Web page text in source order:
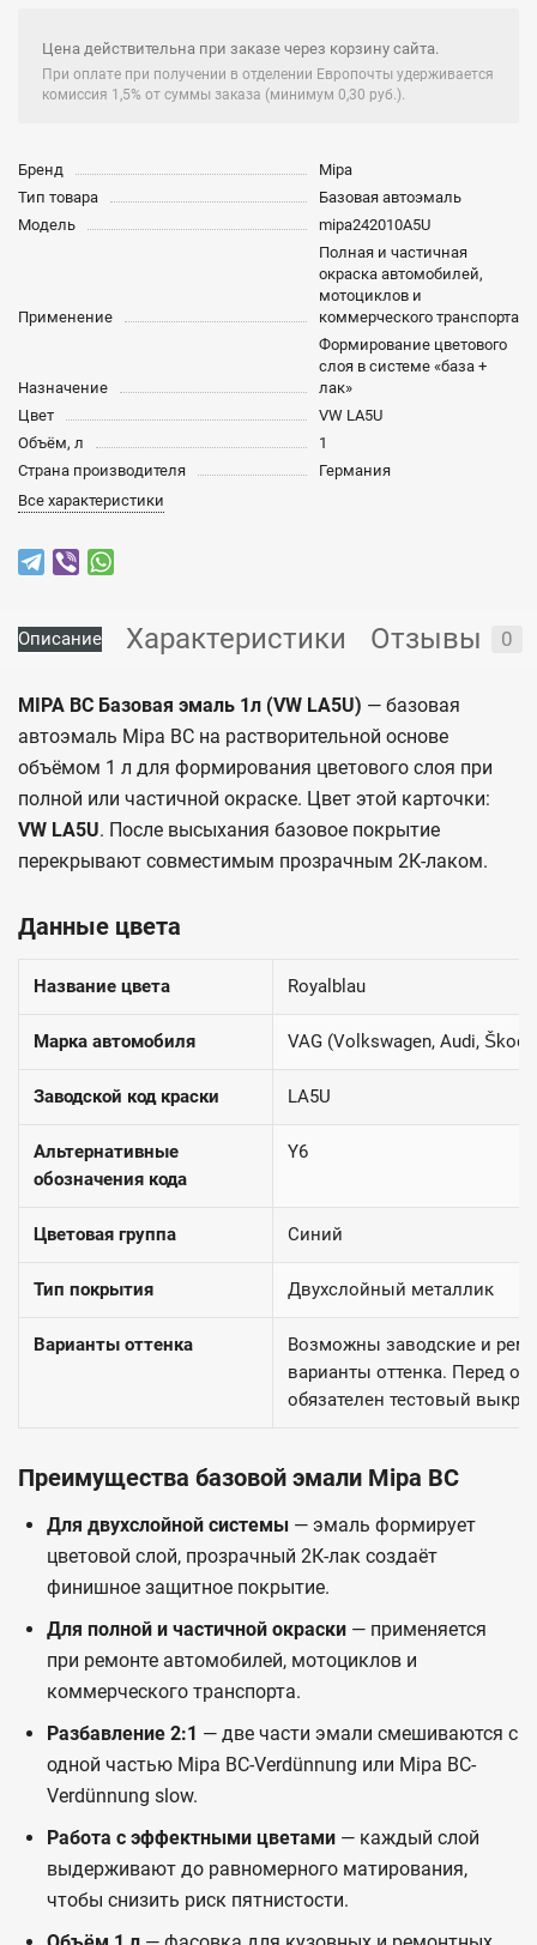
Цена действительна при заказе через корзину сайта.
При оплате при получении в отделении Европочты удерживается
комиссия 1,5% от суммы заказа (минимум 0,30 руб.).
Бренд
Mipa
Тип товара
Базовая автоэмаль
Модель
mipa242010A5U
Применение
Полная и частичная
окраска автомобилей,
мотоциклов и
коммерческого транспорта
Назначение
Формирование цветового
слоя в системе «база +
лак»
Цвет
VW LA5U
Объём, л
1
Страна производителя
Германия
Все характеристики
Описание Характеристики Отзывы 0
MIPA BC Базовая эмаль 1л (VW LA5U) — базовая
автоэмаль Mipa BC на растворительной основе
объёмом 1 л для формирования цветового слоя при
полной или частичной окраске. Цвет этой карточки:
VW LA5U. После высыхания базовое покрытие
перекрывают совместимым прозрачным 2К-лаком.
Данные цвета
Название цвета Royalblau
Марка автомобиля VAG (Volkswagen, Audi,
Заводской код краски LA5U
Альтернативные
обозначения кода
Y6
Цветовая группа Синий
Тип покрытия Двухслойный металлик
Варианты оттенка
Возможны заводские и
варианты оттенка. Перед
обязателен тестовый
Преимущества базовой эмали Mipa BC
Для двухслойной системы — эмаль формирует
цветовой слой, прозрачный 2К-лак создаёт
финишное защитное покрытие.
Для полной и частичной окраски — применяется
при ремонте автомобилей, мотоциклов и
коммерческого транспорта.
Разбавление 2:1 — две части эмали смешиваются с
одной частью Mipa BC-Verdünnung или Mipa BC-
Verdünnung slow.
Работа с эффектными цветами — каждый слой
выдерживают до равномерного матирования,
чтобы снизить риск пятнистости.